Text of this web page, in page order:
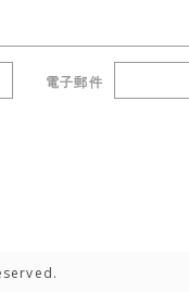
電子郵件